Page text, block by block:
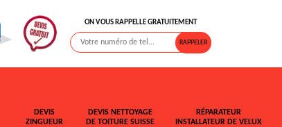
ON VOUS RAPPELLE GRATUITEMENT
DEVIS
ZINGUEUR
DEVIS NETTOYAGE
DE TOITURE SUISSE
RÉPARATEUR
INSTALLATEUR DE VELUX